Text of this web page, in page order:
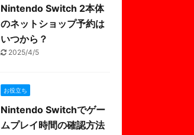
Nintendo Switch 2本体
のネットショップ予約は
いつから？
2025/4/5
お役立ち
Nintendo Switchでゲー
ムプレイ時間の確認方法